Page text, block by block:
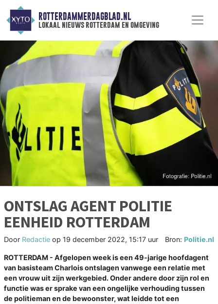
ROTTERDAMMERDAGBLAD.NL
lokaal nieuws rotterdam en omgeving
ONTSLAG AGENT POLITIE
EENHEID ROTTERDAM
Door Redactie op 19 december 2022, 15:17 uur Bron: Politie.nl
ROTTERDAM - Afgelopen week is een 49-jarige hoofdagent
van basisteam Charlois ontslagen vanwege een relatie met
een vrouw uit zijn werkgebied. Onder andere door zijn rol en
functie was er sprake van een ongelijke verhouding tussen
de politieman en de bewoonster, wat leidde tot een